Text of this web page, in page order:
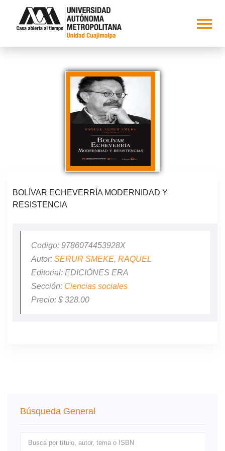
BOLÍVAR ECHEVERRÍA MODERNIDAD Y
RESISTENCIA
Codigo: 9786074453928X
Autor: SERUR SMEKE, RAQUEL
Editorial: EDICIÓNES ERA
Sección: Ciencias sociales
Precio: $ 328.00
Búsqueda General